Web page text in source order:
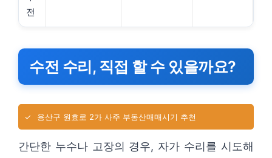
전
수전 수리, 직접 할 수 있을까요?
✓ 용산구 원효로 2가 사주 부동산매매시기 추천
간단한 누수나 고장의 경우, 자가 수리를 시도해